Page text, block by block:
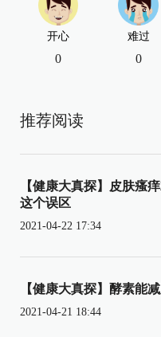
开心
0
难过
0
推荐阅读
【健康大真探】皮肤瘙
这个误区
2021-04-22 17:34
【健康大真探】酵素能
2021-04-21 18:44